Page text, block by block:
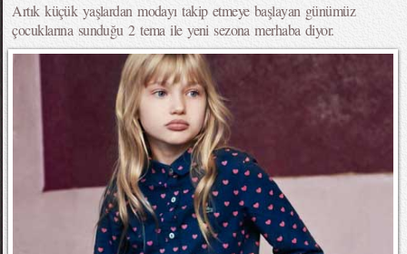
Artık küçük yaşlardan modayı takip etmeye başlayan günümüz
çocuklarına sunduğu 2 tema ile yeni sezona merhaba diyor.